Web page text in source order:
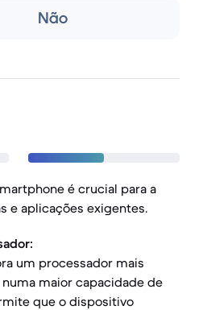
Não
é crucial para a
e aplicações exigentes.
um processador mais
maior capacidade de
que o dispositivo